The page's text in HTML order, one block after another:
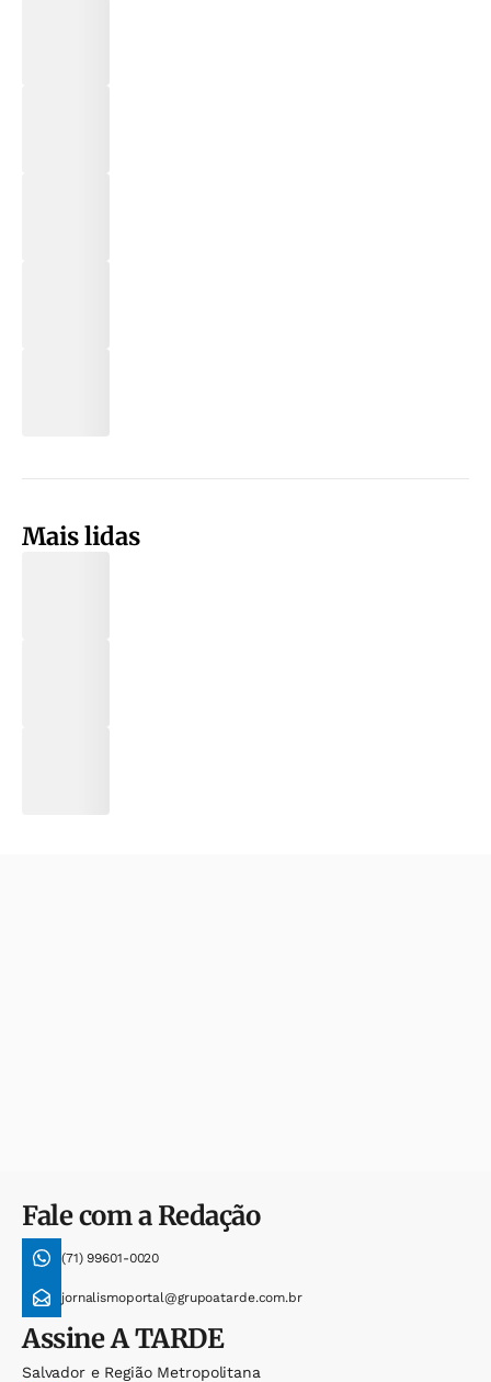
Mais lidas
Fale com a Redação
(71) 99601-0020
jornalismoportal@grupoatarde.com.br
AssineA TARDE
Salvador e Região Metropolitana